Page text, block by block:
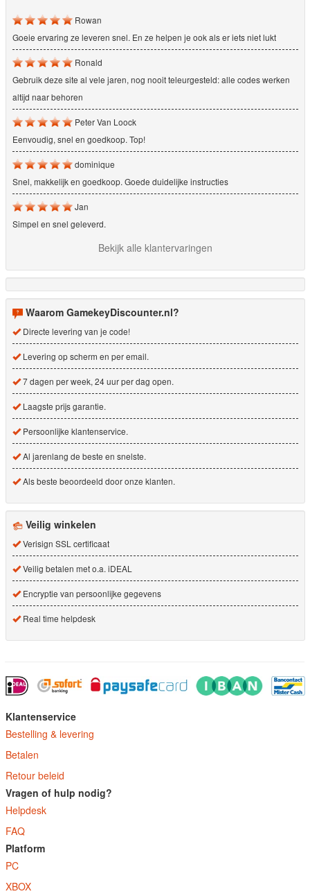
Rowan
Goeie ervaring ze leveren snel. En ze helpen je ook als er iets niet lukt
Ronald
Gebruik deze site al vele jaren, nog nooit teleurgesteld: alle codes werken
altijd naar behoren
Peter Van Loock
Eenvoudig, snel en goedkoop. Top!
dominique
Snel, makkelijk en goedkoop. Goede duidelijke instructies
Jan
Simpel en snel geleverd.
Bekijk alle klantervaringen
Waarom GamekeyDiscounter.nl?
Directe levering van je code!
Levering op scherm en per email.
7 dagen per week, 24 uur per dag open.
Laagste prijs garantie.
Persoonlijke klantenservice.
Al jarenlang de beste en snelste.
Als beste beoordeeld door onze klanten.
Veilig winkelen
Verisign SSL certificaat
Veilig betalen met o.a. iDEAL
Encryptie van persoonlijke gegevens
Real time helpdesk
Klantenservice
Bestelling & levering
Betalen
Retour beleid
Vragen of hulp nodig?
Helpdesk
FAQ
Platform
PC
XBOX